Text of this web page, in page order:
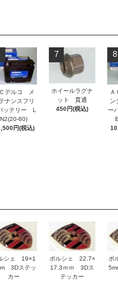
デルコ メ
ナンスフリ
ッテリー L
N2(20-60)
円(税込)
7
ホイールラグナ
ット 貫通
450円(税込)
8
ン
ー
シェ 19×1
3Dステッ
カー
ポルシェ 22.7×
17.3ｍｍ 3Dス
テッカー
ポ